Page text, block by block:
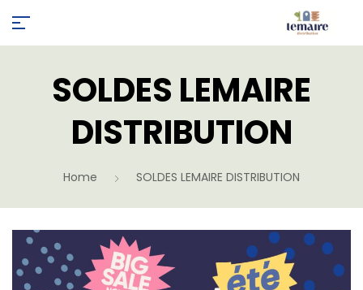
SOLDES LEMAIRE
DISTRIBUTION
Home SOLDES LEMAIRE DISTRIBUTION